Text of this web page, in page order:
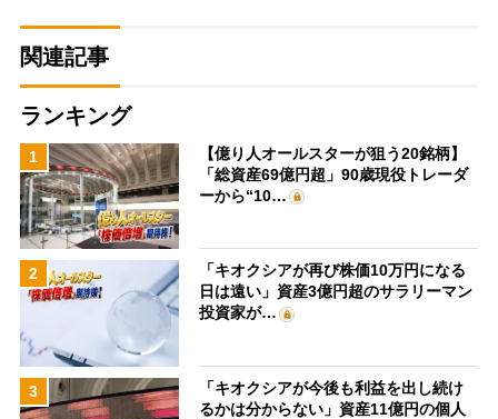
関連記事
ランキング
1
【億り人オールスターが狙う20銘柄】
「総資産69億円超」90歳現役トレーダ
ーから“10…
2
「キオクシアが再び株価10万円になる
日は遠い」資産3億円超のサラリーマン
投資家が…
3
「キオクシアが今後も利益を出し続け
るかは分からない」資産11億円の個人